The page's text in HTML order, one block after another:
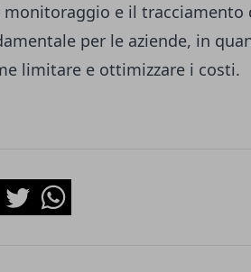
e il tracciamento
per le aziende, in
limitare e ottimizzare i costi.
TwitterWhatsapp